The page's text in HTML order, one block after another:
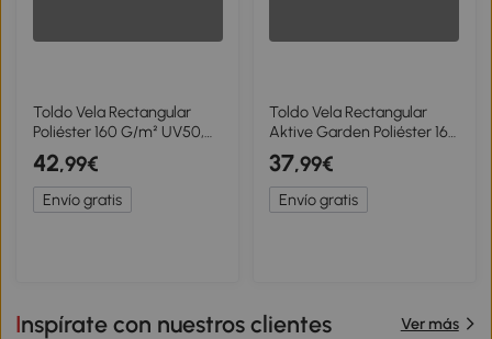
Toldo Vela Rectangular
Poliéster 160 G/m² UV50,
300x400x0 Cm, Blanco
42,99€
Envío gratis
Toldo Vela Rectangular
Aktive Garden Poliéster 160
G/m² Esquinas Reforzadas,
300x400 Cm, Crema
37,99€
Envío gratis
Inspírate con nuestros clientes Ver más